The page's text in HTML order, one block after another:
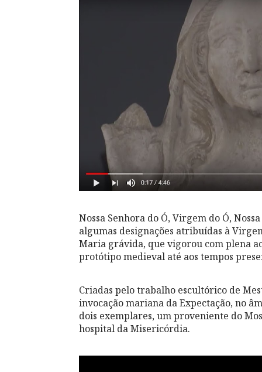
Nossa Senhora do Ó, Virgem do Ó,
algumas designações atribuídas à
Maria grávida, que vigorou com plena
protótipo medieval até aos tempos
Criadas pelo trabalho escultórico de
invocação mariana da Expectação, no
dois exemplares, um proveniente do
hospital da Misericórdia.